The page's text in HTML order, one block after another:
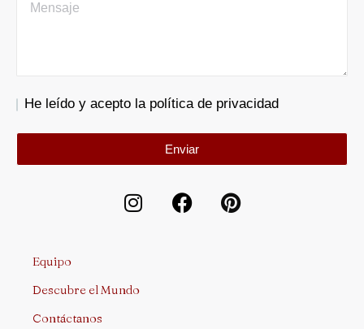
He leído y acepto la política de privacidad
Enviar
Equipo
Descubre el Mundo
Contáctanos